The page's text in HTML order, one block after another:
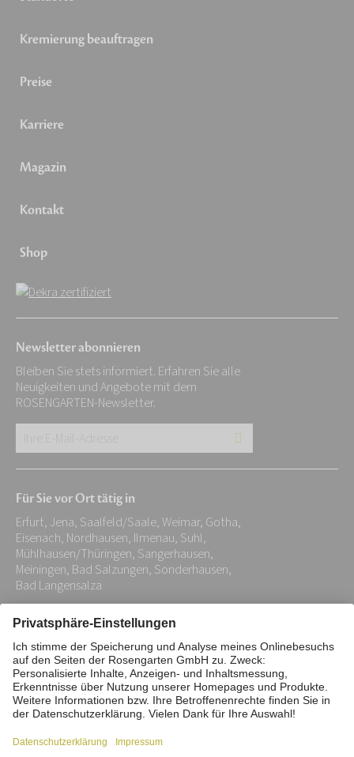
Kremierung beauftragen
Preise
Karriere
Magazin
Kontakt
Shop
Newsletter abonnieren
Bleiben Sie stets informiert. Erfahren Sie alle
Neuigkeiten und Angebote mit dem
ROSENGARTEN-Newsletter.
Adresse:
*
Für Sie vor Ort tätig in
Erfurt, Jena, Saalfeld/Saale, Weimar, Gotha,
Eisenach, Nordhausen, Ilmenau, Suhl,
Mühlhausen/Thüringen, Sangerhausen,
Meiningen, Bad Salzungen, Sonderhausen,
Bad Langensalza
Impressum Datenschutz
Stiftung
Interne Meldestelle
Zahlungsmittel
Barrierefreiheitserklärung
Vertrag widerrufen